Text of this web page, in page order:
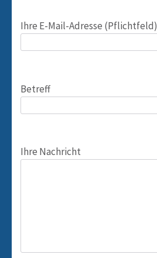
Ihre E-Mail-Adresse (Pflichtfeld)
Betreff
Ihre Nachricht